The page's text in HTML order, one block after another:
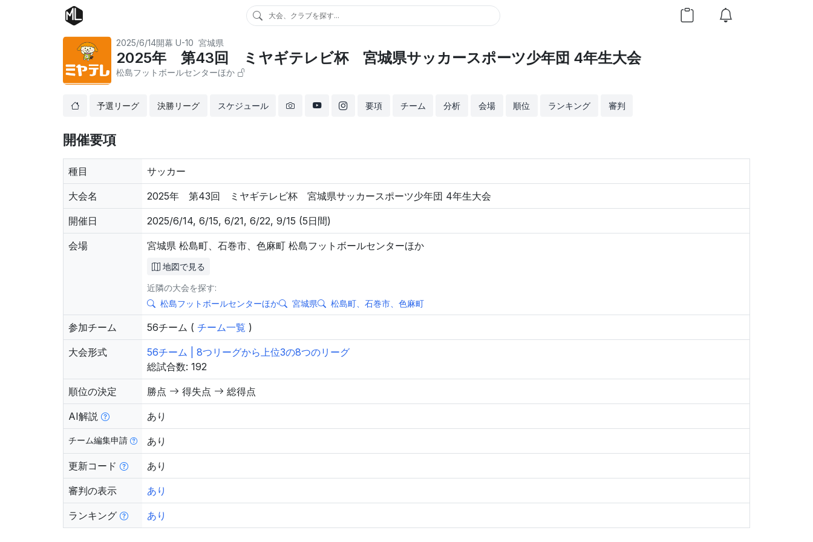
大会、クラブを探す...
2025/6/14開幕 U-10 宮城県
2025年 第43回 ミヤギテレビ杯 宮城県サッカースポーツ少年団 4年生大会
松島フットボールセンターほか
予選リーグ 決勝リーグ スケジュール 要項 チーム 分析 会場 順位 ランキング 審判
開催要項
種目 サッカー
大会名 2025年 第43回 ミヤギテレビ杯 宮城県サッカースポーツ少年団 4年生大会
開催日 2025/6/14, 6/15, 6/21, 6/22, 9/15 (5日間)
会場 宮城県 松島町、石巻市、色麻町 松島フットボールセンターほか
地図で見る
近隣の大会を探す:
松島フットボールセンターほか
宮城県 松島町、石巻市、色麻町
参加チーム 56チーム ( チーム一覧 )
大会形式
56チーム | 8つリーグから上位3の8つのリーグ
総試合数: 192
順位の決定 勝点 得失点 総得点
AI解説 あり
チーム編集申請 あり
更新コード あり
審判の表示 あり
ランキング あり